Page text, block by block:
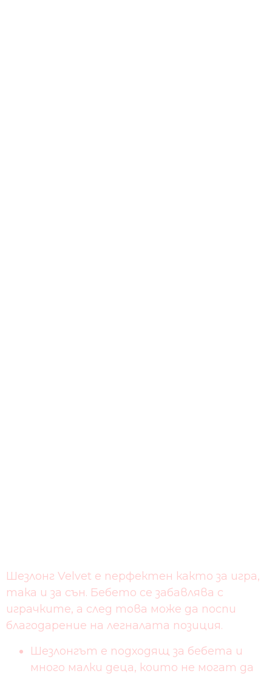
Шезлонг Velvet e перфектен както за игра,
така и за сън. Бебето се забавлява с
играчките, а след това може да поспи
благодарение на легналата позиция.
Шезлонгът е подходящ за бебета и
много малки деца, които не могат да